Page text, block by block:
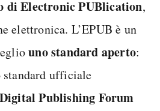
di Electronic PUBlication,
elettronica. L’EPUB è un
uno standard aperto:
ufficiale
Publishing Forum